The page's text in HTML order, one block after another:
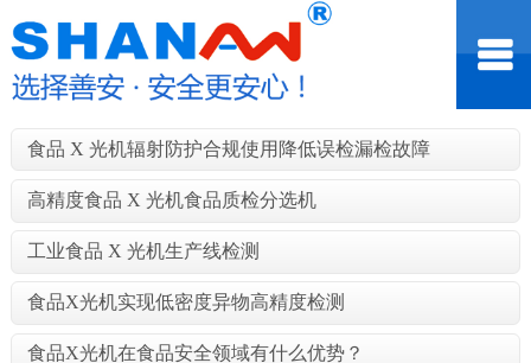
食品 X 光机辐射防护合规使用降低误检漏检故障
高精度食品 X 光机食品质检分选机
工业食品 X 光机生产线检测
食品X光机实现低密度异物高精度检测
食品X光机在食品安全领域有什么优势？